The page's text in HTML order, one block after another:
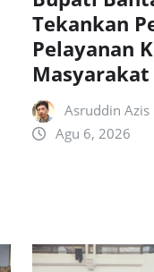
Tekankan
Pelayanan
Masyarakat
Asruddin Azis
Agu 6, 2026